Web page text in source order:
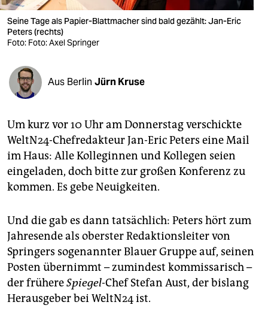
verlag
verlag
shop
fragen & hilfe
unterstützen
abo
genossenschaft
Seine Tage als Papier-Blattmacher sind bald gezählt: Jan-Eric
Peters (rechts)
Foto: Foto: Axel Springer
Aus Berlin Jürn Kruse
Um kurz vor 10 Uhr am Donnerstag verschickte
WeltN24-Chefredakteur Jan-Eric Peters eine Mail
im Haus: Alle Kolleginnen und Kollegen seien
eingeladen, doch bitte zur großen Konferenz zu
kommen. Es gebe Neuigkeiten.
Und die gab es dann tatsächlich: Peters hört zum
Jahresende als oberster Redaktionsleiter von
Springers sogenannter Blauer Gruppe auf, seinen
Posten übernimmt – zumindest kommissarisch –
der frühereSpiegel-Chef Stefan Aust, der bislang
Herausgeber bei WeltN24 ist.